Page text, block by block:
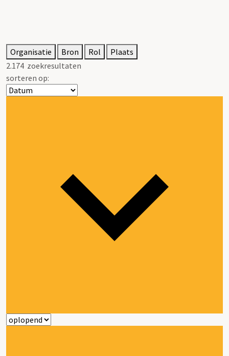
Organisatie Bron Rol
Plaats
2.174 zoekresultaten
sorteren op: